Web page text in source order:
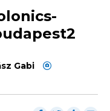
Gabi